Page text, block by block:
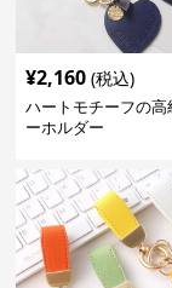
¥2,160 (税込)
ハートモチーフの高
ーホルダー